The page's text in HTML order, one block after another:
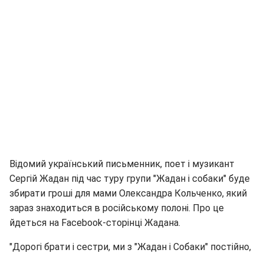
Відомий український письменник, поет і музикант
Сергій Жадан під час туру групи "Жадан і собаки" буде
збирати гроші для мами Олександра Кольченко, який
зараз знаходиться в російському полоні. Про це
йдеться на Facebook-сторінці Жадана.
"Дорогі брати і сестри, ми з "Жадан і Собаки" постійно,